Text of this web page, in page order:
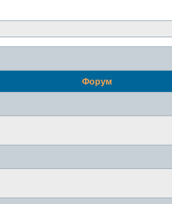
Форум